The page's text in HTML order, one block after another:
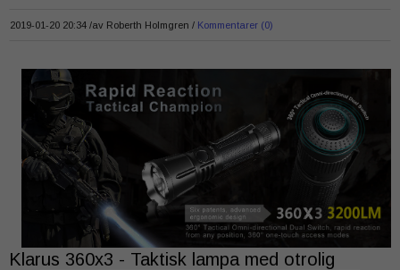
2019-01-20 20:34 /av Roberth Holmgren Kommentarer (0)
Klarus 360x3 - Taktisk lampa med otrolig